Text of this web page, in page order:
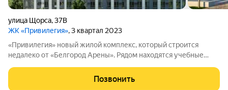
улица Щорса,37В
ЖК «Привилегия», 3 квартал 2023
«Привилегия» новый жилой комплекс, который строится
недалеко от «Белгород Арены». Рядом находятся учебные
центра города можно доехать за 5 минут. Комплекс отличается
современным архитектурным
Позвонить